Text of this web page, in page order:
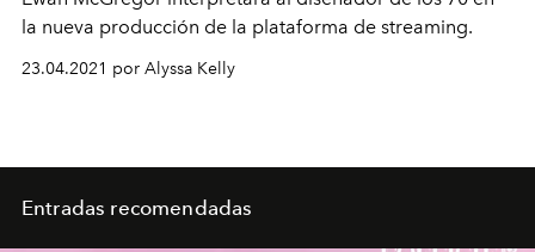
la nueva producción de la plataforma de streaming.
23.04.2021 por Alyssa Kelly
Entradas recomendadas